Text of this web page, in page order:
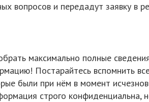
вопросов и передадут заявку в
максимально полные
Постарайтесь вспомнить
были при нём в момент
строго конфиденциальна,